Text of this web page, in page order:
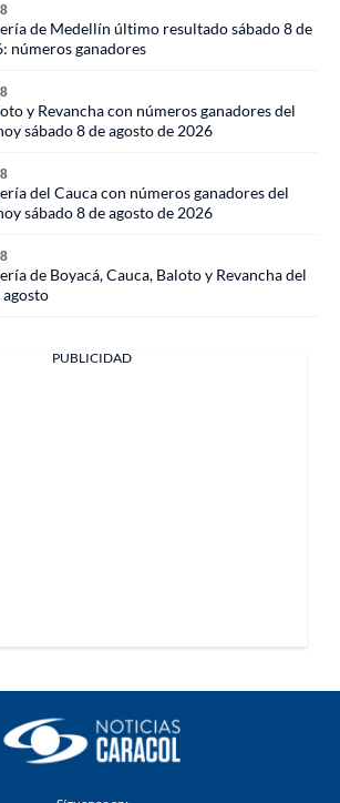
de Medellín último resultado sábado 8 de
números ganadores
y Revancha con números ganadores del
sábado 8 de agosto de 2026
del Cauca con números ganadores del
sábado 8 de agosto de 2026
de Boyacá, Cauca, Baloto y Revancha del
PUBLICIDAD